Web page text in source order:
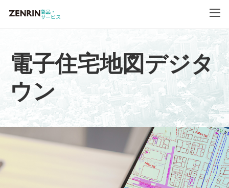
商品・
サービス
電子住宅地図デジタ
ウン